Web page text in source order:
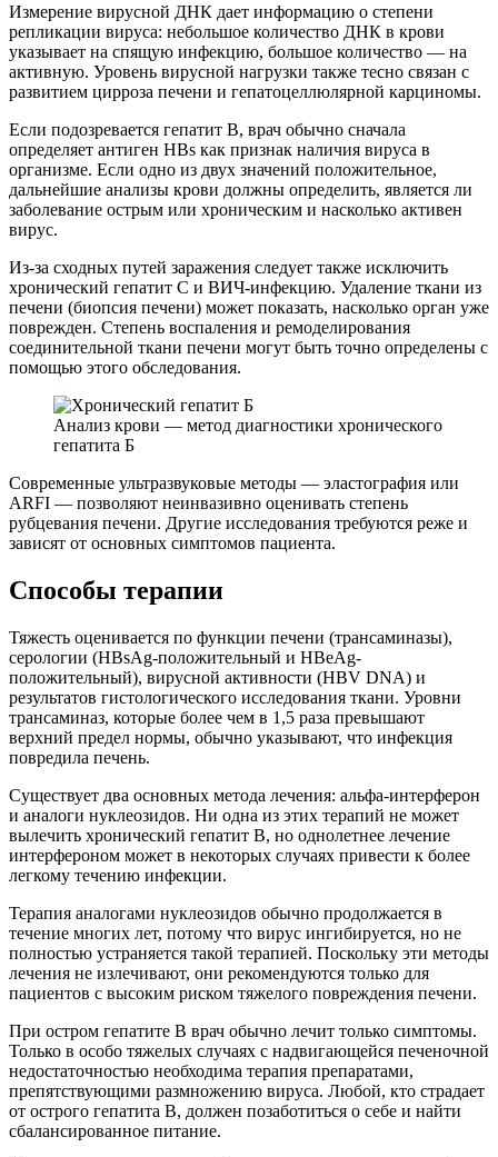
Измерение вирусной ДНК дает информацию о степени
репликации вируса: небольшое количество ДНК в крови
указывает на спящую инфекцию, большое количество — на
активную. Уровень вирусной нагрузки также тесно связан с
развитием цирроза печени и гепатоцеллюлярной карциномы.
Если подозревается гепатит В, врач обычно сначала
определяет антиген HBs как признак наличия вируса в
организме. Если одно из двух значений положительное,
дальнейшие анализы крови должны определить, является ли
заболевание острым или хроническим и насколько активен
вирус.
Из-за сходных путей заражения следует также исключить
хронический гепатит С и ВИЧ-инфекцию. Удаление ткани из
печени (биопсия печени) может показать, насколько орган уже
поврежден. Степень воспаления и ремоделирования
соединительной ткани печени могут быть точно определены с
помощью этого обследования.
Анализ крови — метод диагностики хронического
гепатита Б
Современные ультразвуковые методы — эластография или
ARFI — позволяют неинвазивно оценивать степень
рубцевания печени. Другие исследования требуются реже и
зависят от основных симптомов пациента.
Способы терапии
Тяжесть оценивается по функции печени (трансаминазы),
серологии (HBsAg-положительный и HBeAg-
положительный), вирусной активности (HBV DNA) и
результатов гистологического исследования ткани. Уровни
трансаминаз, которые более чем в 1,5 раза превышают
верхний предел нормы, обычно указывают, что инфекция
повредила печень.
Существует два основных метода лечения: альфа-интерферон
и аналоги нуклеозидов. Ни одна из этих терапий не может
вылечить хронический гепатит В, но однолетнее лечение
интерфероном может в некоторых случаях привести к более
легкому течению инфекции.
Терапия аналогами нуклеозидов обычно продолжается в
течение многих лет, потому что вирус ингибируется, но не
полностью устраняется такой терапией. Поскольку эти методы
лечения не излечивают, они рекомендуются только для
пациентов с высоким риском тяжелого повреждения печени.
При остром гепатите В врач обычно лечит только симптомы.
Только в особо тяжелых случаях с надвигающейся печеночной
недостаточностью необходима терапия препаратами,
препятствующими размножению вируса. Любой, кто страдает
от острого гепатита В, должен позаботиться о себе и найти
сбалансированное питание.